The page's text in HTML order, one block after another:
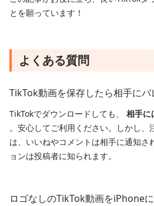
とを願っています！
よくある質問
TikTok動画を保存したら相手にバ
TikTokでダウンロードしても、 相手に
。安心してご利用ください。しかし、
は、いいねやコメントは相手に通知さ
ョンは投稿者に知られます。
ロゴなしのTikTok動画をiPhone